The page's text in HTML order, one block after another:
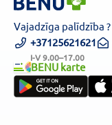
Vajadzīga palīdzība ?
+37125621621
I-V 9.00–17.00
BENU karte